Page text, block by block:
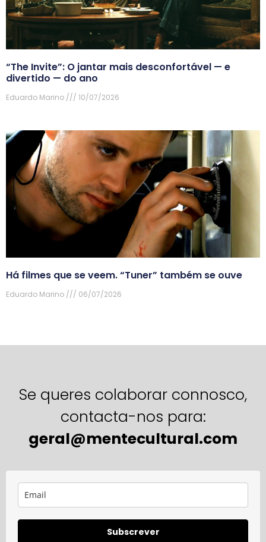
“The Invite”: O jantar mais desconfortável — e
divertido — do ano
Eduardo Marino 10/07/2026
Há filmes que se veem. “Tuner” também se ouve
Eduardo Marino 06/07/2026
Se queres colaborar connosco,
contacta-nos para:
geral@mentecultural.com
Subscrever